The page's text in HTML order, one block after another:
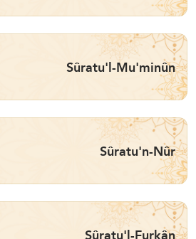
Sûratu'l-Mu'minûn
Sûratu'n-Nûr